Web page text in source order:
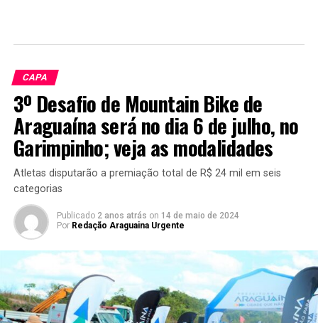
CAPA
3º Desafio de Mountain Bike de
Araguaína será no dia 6 de julho, no
Garimpinho; veja as modalidades
Atletas disputarão a premiação total de R$ 24 mil em seis
categorias
Publicado 2 anos atrás on 14 de maio de 2024
Por Redação Araguaina Urgente